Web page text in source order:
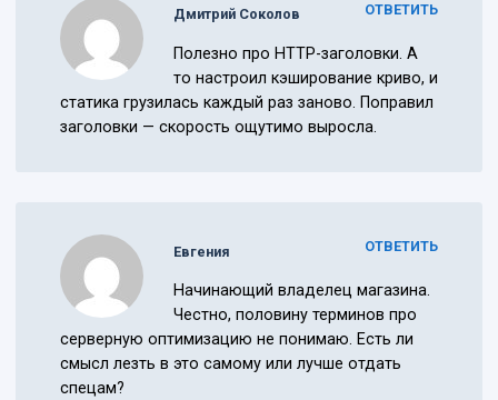
ОТВЕТИТЬ
Дмитрий Соколов
Полезно про HTTP-заголовки. А
то настроил кэширование криво, и
статика грузилась каждый раз заново. Поправил
заголовки — скорость ощутимо выросла.
ОТВЕТИТЬ
Евгения
Начинающий владелец магазина.
Честно, половину терминов про
серверную оптимизацию не понимаю. Есть ли
смысл лезть в это самому или лучше отдать
спецам?